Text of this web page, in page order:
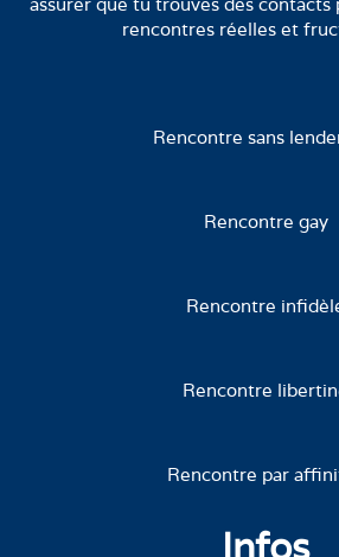
rencontres réelles et
Rencontre sans
Rencontre gay
Rencontre
Rencontre
Rencontre par
Infos